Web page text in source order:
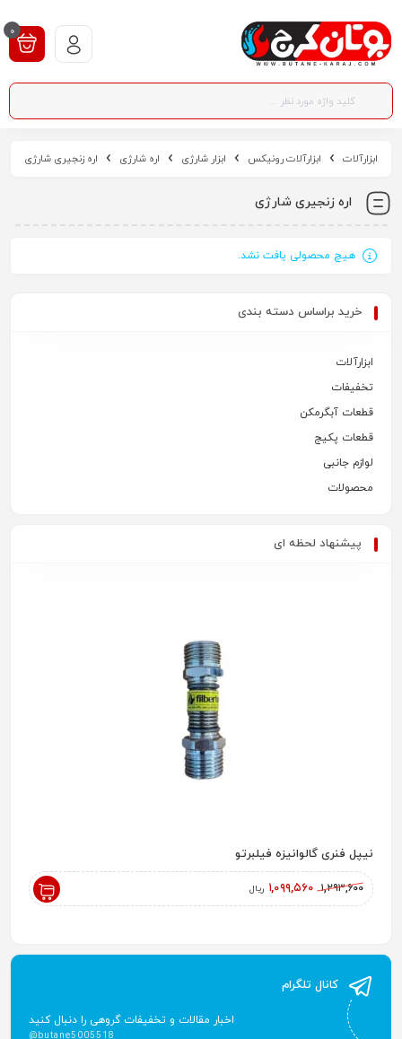
0
ابزارآلات ابزارآلات رونیکس ابزار شارژی اره شارژی اره زنجیری شارژی
اره زنجیری شارژی
هیچ محصولی یافت نشد.
خرید براساس دسته بندی
ابزارآلات
تخفیفات
قطعات آبگرمکن
قطعات پکیج
لوازم جانبی
محصولات
پیشنهاد لحظه ای
نیپل فنری گالوانیزه فیلبرتو
۱,۲۹۳,۶۰۰ ۱,۰۹۹,۵۶۰ ریال
کانال تلگرام
اخبار مقالات و تخفیفات گروهی را دنبال کنید
@butane5005518